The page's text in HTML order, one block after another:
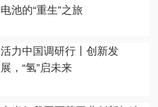
电池的“重生”之旅
活力中国调研行丨创新发
展，“氢”启未来